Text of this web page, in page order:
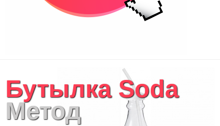
Бутылка Soda
Метод